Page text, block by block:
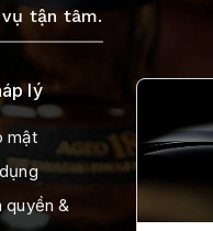
tận tâm.
lý
mật
quyền &